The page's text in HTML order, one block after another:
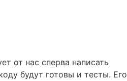
от нас сперва написать
будут готовы и тесты. Его